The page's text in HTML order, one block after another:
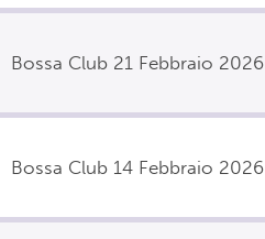
Bossa Club 21 Febbraio 2026
Bossa Club 14 Febbraio 2026